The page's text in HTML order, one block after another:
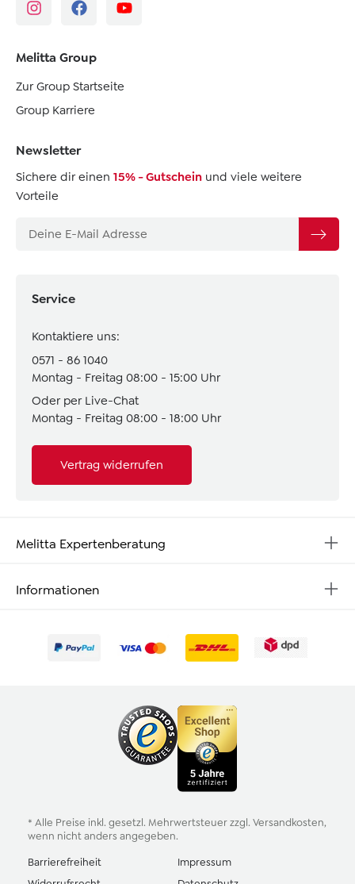
Service
Kontaktiere uns:
0571 - 86 1040
Montag - Freitag 08:00 - 15:00 Uhr
Oder per Live-Chat
Montag - Freitag 08:00 - 18:00 Uhr
Vertrag widerrufen
Melitta Expertenberatung
Informationen
Melitta Group
Zur Group Startseite
Group Karriere
Newsletter
Sichere dir einen 15% - Gutschein und viele weitere
Vorteile
* Alle Preise inkl. gesetzl. Mehrwertsteuer zzgl. Versandkosten,
wenn nicht anders angegeben.
Barrierefreiheit
Impressum